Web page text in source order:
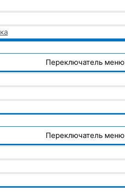
Переключатель меню
Переключатель меню